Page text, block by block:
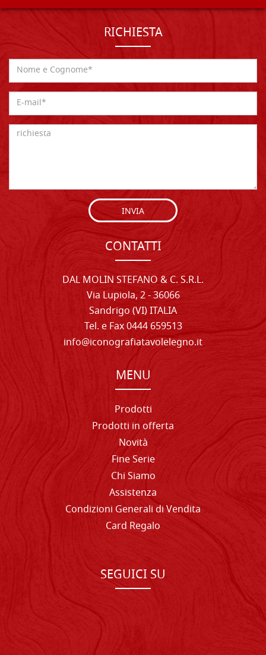
RICHIESTA
INVIA
CONTATTI
DAL MOLIN STEFANO & C. S.R.L.
Via Lupiola, 2 - 36066
Sandrigo (VI) ITALIA
Tel. e Fax 0444 659513
info@iconografiatavolelegno.it
MENU
Prodotti
Prodotti in offerta
Novità
Fine Serie
Chi Siamo
Assistenza
Condizioni Generali di Vendita
Card Regalo
SEGUICI SU